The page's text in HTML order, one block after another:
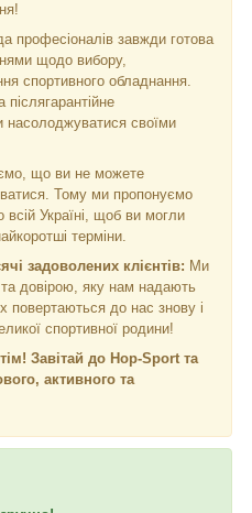
професіоналів завжди готова
щодо вибору,
спортивного обладнання.
своїми
що ви не можете
Тому ми пропонуємо
Україні, щоб ви могли
терміни.
задоволених клієнтів: Ми
довірою, яку нам надають
повертаються до нас знову і
спортивної родини!
Завітай до Hop-Sport та
активного та